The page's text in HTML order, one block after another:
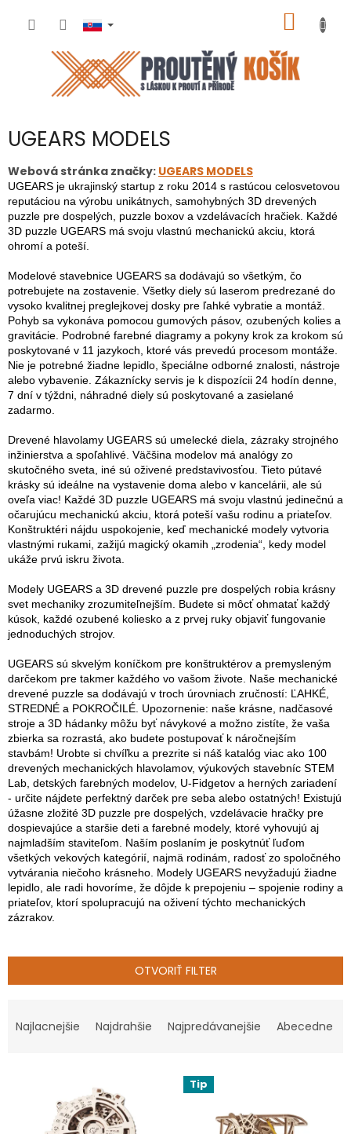
KOŠÍK
UGEARS MODELS
Webová stránka značky: UGEARS MODELS
UGEARS je ukrajinský startup z roku 2014 s rastúcou celosvetovou
reputáciou na výrobu unikátnych, samohybných 3D drevených
puzzle pre dospelých, puzzle boxov a vzdelávacích hračiek. Každé
3D puzzle UGEARS má svoju vlastnú mechanickú akciu, ktorá
ohromí a poteší.
Modelové stavebnice UGEARS sa dodávajú so všetkým, čo
potrebujete na zostavenie. Všetky diely sú laserom predrezané do
vysoko kvalitnej preglejkovej dosky pre ľahké vybratie a montáž.
Pohyb sa vykonáva pomocou gumových pásov, ozubených kolies a
gravitácie. Podrobné farebné diagramy a pokyny krok za krokom sú
poskytované v 11 jazykoch, ktoré vás prevedú procesom montáže.
Nie je potrebné žiadne lepidlo, špeciálne odborné znalosti, nástroje
alebo vybavenie. Zákaznícky servis je k dispozícii 24 hodín denne,
7 dní v týždni, náhradné diely sú poskytované a zasielané
zadarmo.
Drevené hlavolamy UGEARS sú umelecké diela, zázraky strojného
inžinierstva a spoľahlivé. Väčšina modelov má analógy zo
skutočného sveta, iné sú oživené predstavivosťou. Tieto pútavé
krásky sú ideálne na vystavenie doma alebo v kancelárii, ale sú
oveľa viac! Každé 3D puzzle UGEARS má svoju vlastnú jedinečnú a
očarujúcu mechanickú akciu, ktorá poteší vašu rodinu a priateľov.
Konštruktéri nájdu uspokojenie, keď mechanické modely vytvoria
vlastnými rukami, zažijú magický okamih „zrodenia“, kedy model
ukáže prvú iskru života.
Modely UGEARS a 3D drevené puzzle pre dospelých robia krásny
svet mechaniky zrozumiteľnejším. Budete si môcť ohmatať každý
kúsok, každé ozubené koliesko a z prvej ruky objaviť fungovanie
jednoduchých strojov.
UGEARS sú skvelým koníčkom pre konštruktérov a premysleným
darčekom pre takmer každého vo vašom živote. Naše mechanické
drevené puzzle sa dodávajú v troch úrovniach zručností: ĽAHKÉ,
STREDNÉ a POKROČILÉ. Upozornenie: naše krásne, nadčasové
stroje a 3D hádanky môžu byť návykové a možno zistíte, že vaša
zbierka sa rozrastá, ako budete postupovať k náročnejším
stavbám! Urobte si chvíľku a prezrite si náš katalóg viac ako 100
drevených mechanických hlavolamov, výukových stavebníc STEM
Lab, detských farebných modelov, U-Fidgetov a herných zariadení
- určite nájdete perfektný darček pre seba alebo ostatných! Existujú
úžasne zložité 3D puzzle pre dospelých, vzdelávacie hračky pre
dospievajúce a staršie deti a farebné modely, ktoré vyhovujú aj
najmladším staviteľom. Naším poslaním je poskytnúť ľuďom
všetkých vekových kategórií, najmä rodinám, radosť zo spoločného
vytvárania niečoho krásneho. Modely UGEARS nevyžadujú žiadne
lepidlo, ale radi hovoríme, že dôjde k prepojeniu – spojenie rodiny a
priateľov, ktorí spolupracujú na oživení týchto mechanických
zázrakov.
OTVORIŤ FILTER
aNajlacnejšie Najdrahšie Najpredávanejšie Abecedne
Tip